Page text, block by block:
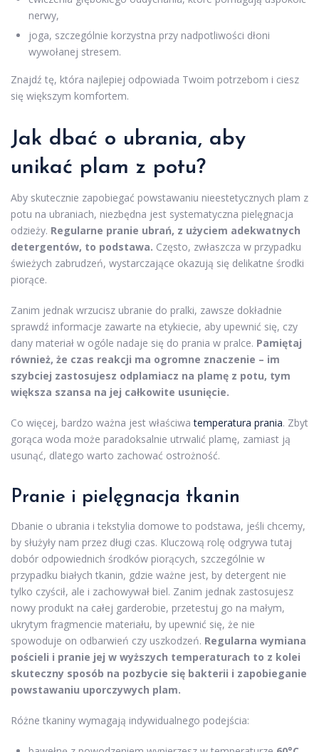
nerwy,
joga, szczególnie korzystna przy nadpotliwości dłoni
wywołanej stresem.
Znajdź tę, która najlepiej odpowiada Twoim potrzebom i ciesz
się większym komfortem.
Jak dbać o ubrania, aby
unikać plam z potu?
Aby skutecznie zapobiegać powstawaniu nieestetycznych plam z
potu na ubraniach, niezbędna jest systematyczna pielęgnacja
odzieży. Regularne pranie ubrań, z użyciem adekwatnych
detergentów, to podstawa. Często, zwłaszcza w przypadku
świeżych zabrudzeń, wystarczające okazują się delikatne środki
piorące.
Zanim jednak wrzucisz ubranie do pralki, zawsze dokładnie
sprawdź informacje zawarte na etykiecie, aby upewnić się, czy
dany materiał w ogóle nadaje się do prania w pralce. Pamiętaj
również, że czas reakcji ma ogromne znaczenie – im
szybciej zastosujesz odplamiacz na plamę z potu, tym
większa szansa na jej całkowite usunięcie.
Co więcej, bardzo ważna jest właściwatemperatura prania. Zbyt
gorąca woda może paradoksalnie utrwalić plamę, zamiast ją
usunąć, dlatego warto zachować ostrożność.
Pranie i pielęgnacja tkanin
Dbanie o ubrania i tekstylia domowe to podstawa, jeśli chcemy,
by służyły nam przez długi czas. Kluczową rolę odgrywa tutaj
dobór odpowiednich środków piorących, szczególnie w
przypadku białych tkanin, gdzie ważne jest, by detergent nie
tylko czyścił, ale i zachowywał biel. Zanim jednak zastosujesz
nowy produkt na całej garderobie, przetestuj go na małym,
ukrytym fragmencie materiału, by upewnić się, że nie
spowoduje on odbarwień czy uszkodzeń. Regularna wymiana
pościeli i pranie jej w wyższych temperaturach to z kolei
skuteczny sposób na pozbycie się bakterii i zapobieganie
powstawaniu uporczywych plam.
Różne tkaniny wymagają indywidualnego podejścia: